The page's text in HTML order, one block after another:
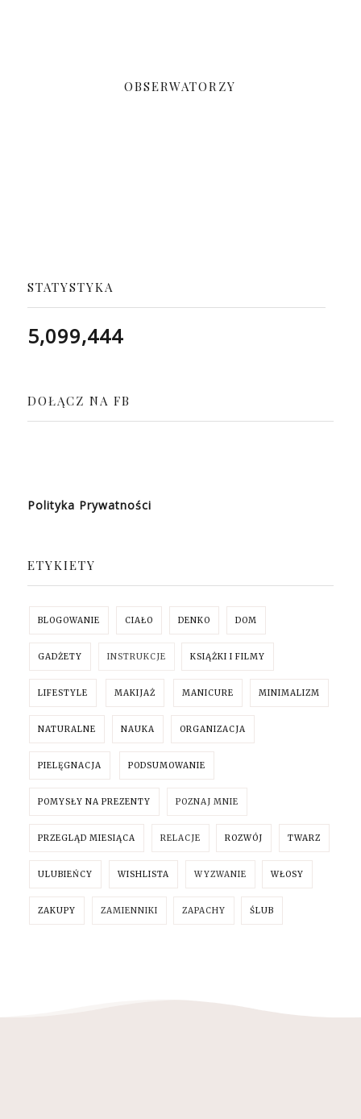
OBSERWATORZY
STATYSTYKA
5,099,444
DOŁĄCZ NA FB
Polityka Prywatności
ETYKIETY
BLOGOWANIE CIAŁO DENKO DOM
GADŻETY INSTRUKCJE KSIĄŻKI I FILMY
LIFESTYLE MAKIJAŻ MANICURE MINIMALIZM
NATURALNE NAUKA ORGANIZACJA
PIELĘGNACJA PODSUMOWANIE
POMYSŁY NA PREZENTY POZNAJ MNIE
PRZEGLĄD MIESIĄCA RELACJE ROZWÓJ TWARZ
ULUBIEŃCY WISHLISTA WYZWANIE WŁOSY
ZAKUPY ZAMIENNIKI ZAPACHY ŚLUB